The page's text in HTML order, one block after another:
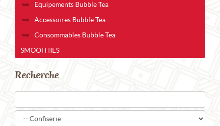
Equipements Bubble Tea
Accessoires Bubble Tea
Consommables Bubble Tea
SMOOTHIES
Recherche